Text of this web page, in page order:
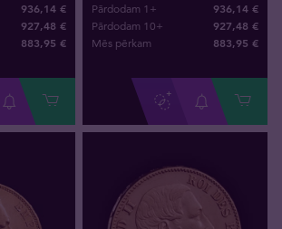
936,14 €
927,48 €
883,95 €
Pārdodam 1+ 936,14 €
Pārdodam 10+ 927,48 €
Mēs pērkam 883,95 €